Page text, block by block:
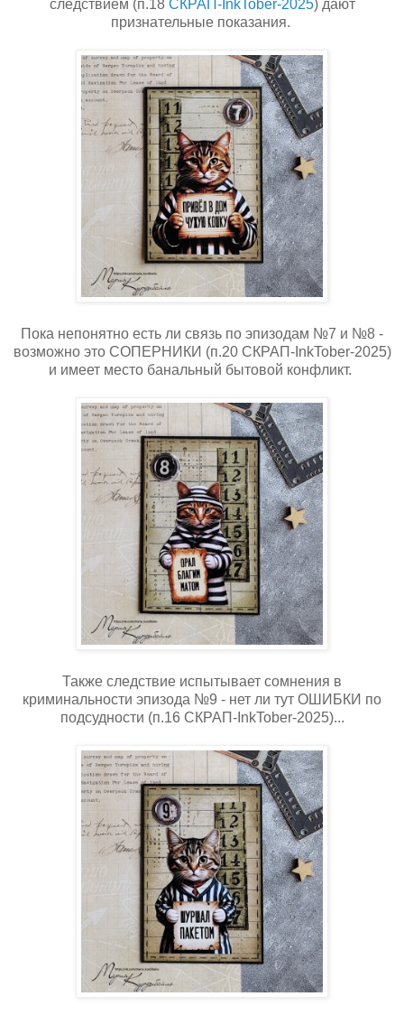
следствием (п.18 СКРАП-InkTober-2025) дают
признательные показания.
Пока непонятно есть ли связь по эпизодам №7 и №8 -
возможно это СОПЕРНИКИ (п.20 СКРАП-InkTober-2025)
и имеет место банальный бытовой конфликт.
Также следствие испытывает сомнения в
криминальности эпизода №9 - нет ли тут ОШИБКИ по
подсудности (п.16 СКРАП-InkTober-2025)...